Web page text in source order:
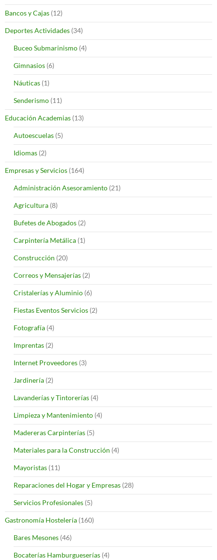
Bancos y Cajas (12)
Deportes Actividades (34)
Buceo Submarinismo (4)
Gimnasios (6)
Náuticas (1)
Senderismo (11)
Educación Academias (13)
Autoescuelas (5)
Idiomas (2)
Empresas y Servicios (164)
Administración Asesoramiento (21)
Agricultura (8)
Bufetes de Abogados (2)
Carpintería Metálica (1)
Construcción (20)
Correos y Mensajerías (2)
Cristalerías y Aluminio (6)
Fiestas Eventos Servicios (2)
Fotografía (4)
Imprentas (2)
Internet Proveedores (3)
Jardinería (2)
Lavanderías y Tintorerías (4)
Limpieza y Mantenimiento (4)
Madereras Carpinterías (5)
Materiales para la Construcción (4)
Mayoristas (11)
Reparaciones del Hogar y Empresas (28)
Servicios Profesionales (5)
Gastronomía Hostelería (160)
Bares Mesones (46)
Bocaterías Hamburgueserías (4)